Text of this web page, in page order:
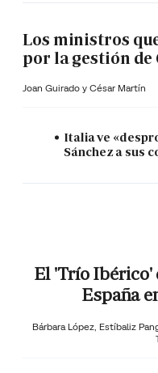
Los ministros
por la gestión de
Joan Guirado y César Martín
Italia ve
Sánchez a sus
El 'Trío Ibérico'
España
Bárbara López, Estíbaliz